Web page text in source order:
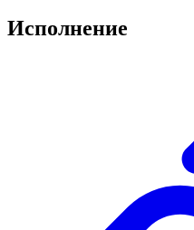
Исполнение